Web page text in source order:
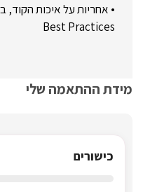
• אחריות על איכות הקוד,
Best Practices
מידת ההתאמה שלי
כישורים